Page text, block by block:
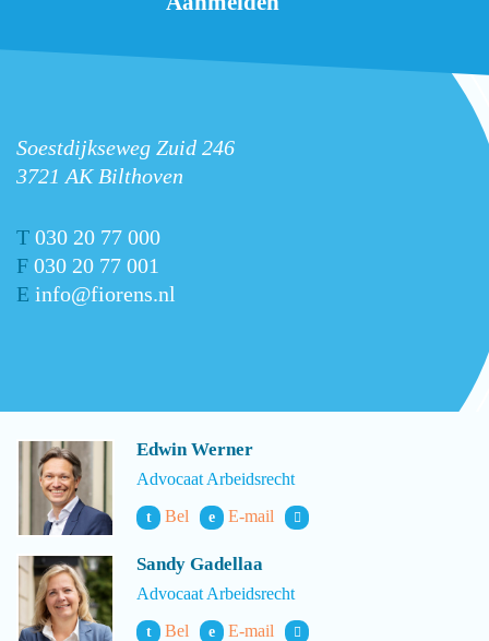
Soestdijkseweg Zuid 246
3721 AK Bilthoven
T 030 20 77 000
F 030 20 77 001
E info@fiorens.nl
Edwin Werner
Advocaat Arbeidsrecht
t Bel e E-mail
Sandy Gadellaa
Advocaat Arbeidsrecht
t Bel e E-mail